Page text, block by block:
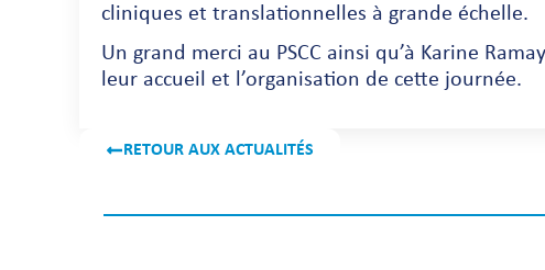
cliniques et translationnelles à grande échelle.
Un grand merci au PSCC ainsi qu’à Karine
leur accueil et l’organisation de cette journée.
RETOUR AUX ACTUALITÉS